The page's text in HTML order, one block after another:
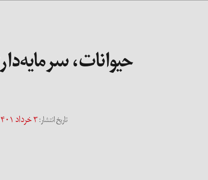
حیوانات، سرمایه‌داری و
تاریخ انتشار:۳ خرداد ۱۴۰۱